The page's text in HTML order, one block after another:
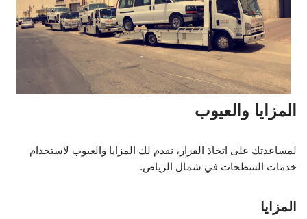
المزايا والعيوب
لمساعدتك على اتخاذ القرار، نقدم لك المزايا والعيوب لاستخدام
خدمات السطحات في شمال الرياض.
المزايا